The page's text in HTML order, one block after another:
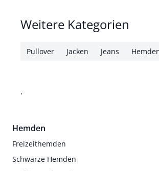
Weitere Kategorien
Pullover Jacken Jeans
.
Hemden
Freizeithemden
Schwarze Hemden